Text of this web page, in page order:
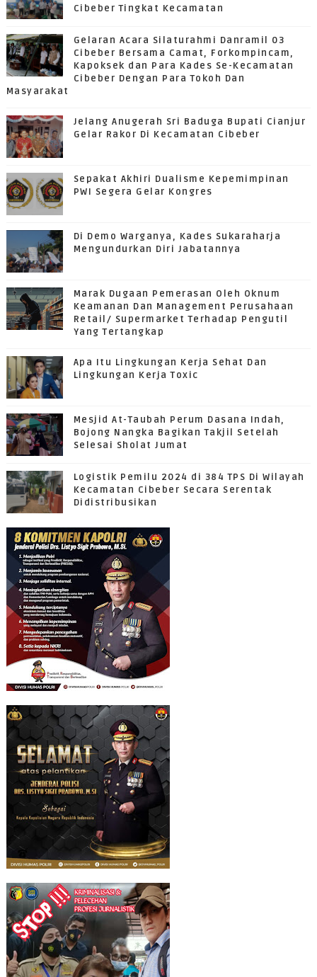
Cibeber Tingkat Kecamatan
Gelaran Acara Silaturahmi Danramil 03
Cibeber Bersama Camat, Forkompincam,
Kapoksek dan Para Kades Se-Kecamatan
Cibeber Dengan Para Tokoh Dan
Masyarakat
Jelang Anugerah Sri Baduga Bupati Cianjur
Gelar Rakor Di Kecamatan Cibeber
Sepakat Akhiri Dualisme Kepemimpinan
PWI Segera Gelar Kongres
Di Demo Warganya, Kades Sukaraharja
Mengundurkan Diri Jabatannya
Marak Dugaan Pemerasan Oleh Oknum
Keamanan Dan Management Perusahaan
Retail/ Supermarket Terhadap Pengutil
Yang Tertangkap
Apa Itu Lingkungan Kerja Sehat Dan
Lingkungan Kerja Toxic
Mesjid At-Taubah Perum Dasana Indah,
Bojong Nangka Bagikan Takjil Setelah
Selesai Sholat Jumat
Logistik Pemilu 2024 di 384 TPS Di Wilayah
Kecamatan Cibeber Secara Serentak
Didistribusikan